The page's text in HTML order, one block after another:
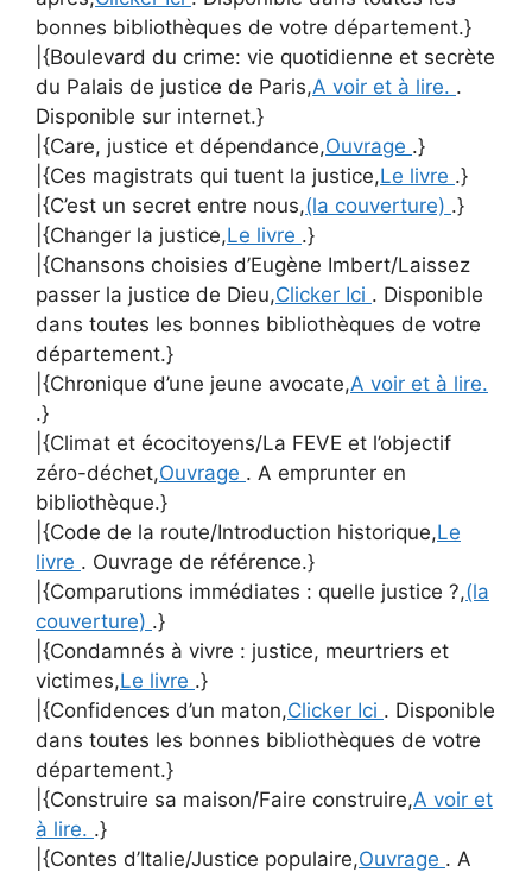
bonnes bibliothèques de votre département.}
|{Boulevard du crime: vie quotidienne et secrète
du Palais de justice de Paris,A voir et à lire. .
Disponible sur internet.}
|{Care, justice et dépendance,Ouvrage .}
|{Ces magistrats qui tuent la justice,Le livre .}
|{C’est un secret entre nous,(la couverture) .}
|{Changer la justice,Le livre .}
|{Chansons choisies d’Eugène Imbert/Laissez
passer la justice de Dieu,Clicker Ici . Disponible
dans toutes les bonnes bibliothèques de votre
département.}
|{Chronique d’une jeune avocate,A voir et à lire.
.}
|{Climat et écocitoyens/La FEVE et l’objectif
zéro-déchet,Ouvrage . A emprunter en
bibliothèque.}
|{Code de la route/Introduction historique,Le
livre . Ouvrage de référence.}
|{Comparutions immédiates : quelle justice ?,(la
couverture) .}
|{Condamnés à vivre : justice, meurtriers et
victimes,Le livre .}
|{Confidences d’un maton,Clicker Ici . Disponible
dans toutes les bonnes bibliothèques de votre
département.}
|{Construire sa maison/Faire construire,A voir et
à lire. .}
|{Contes d’Italie/Justice populaire,Ouvrage . A